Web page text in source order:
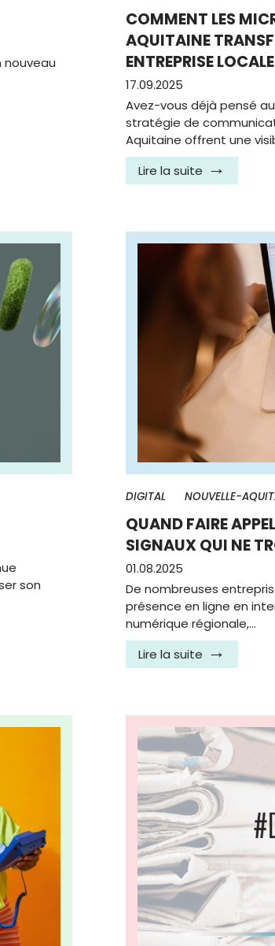
nouveau
COMMENT LES
AQUITAINE
ENTREPRISE
17.09.2025
Avez-vous déjà pensé
stratégie de
Aquitaine offrent une
Lire la suite
son
DIGITAL NOUVELLE-
QUAND FAIRE
SIGNAUX QUI NE
01.08.2025
De nombreuses
présence en ligne en
numérique régionale,…
Lire la suite